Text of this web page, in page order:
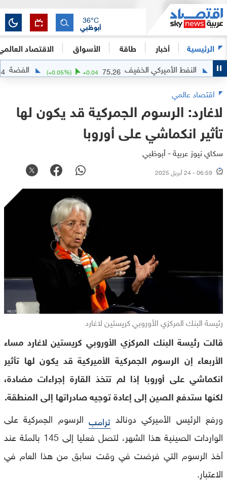
الرئيسية أخبار طاقة الأسواق الاقتصاد
أبوظبي
36°C
النفط الأميركي الخفيف 75.26
+0.04
(+0.05%) الفضة
اقتصاد عالمي
لاغارد: الرسوم الجمركية قد يكون لها
تأثير انكماشي على أوروبا
سكاي نيوز عربية - أبوظبي
06:59 - 24 أبريل 2025
رئيسة البنك المركزي الأوروبي كريستين لاغارد
قالت رئيسة البنك المركزي الأوروبي كريستين لاغارد مساء
الأربعاء إن الرسوم الجمركية الأميركية قد يكون لها تأثير
انكماشي على أوروبا إذا لم تتخذ القارة إجراءات مضادة،
لكنها ستدفع الصين إلى إعادة توجيه صادراتها إلى المنطقة.
ورفع الرئيس الأميركي دونالدترامب الرسوم الجمركية على
الواردات الصينية هذا الشهر، لتصل فعليا إلى 145 بالمئة عند
أخذ الرسوم التي فرضت في وقت سابق من هذا العام في
الاعتبار.